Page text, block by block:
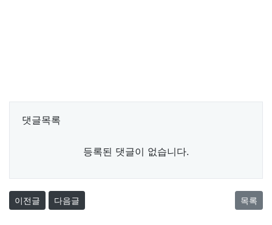
댓글목록
등록된 댓글이 없습니다.
이전글 다음글 목록